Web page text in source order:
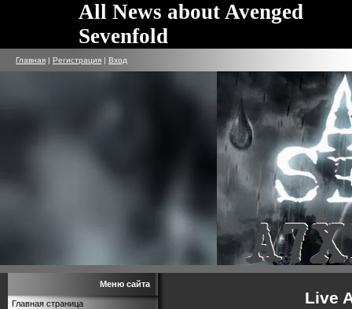
All News about Avenged
Sevenfold
Главная | Регистрация | Вход
Меню сайта
Главная страница
Live